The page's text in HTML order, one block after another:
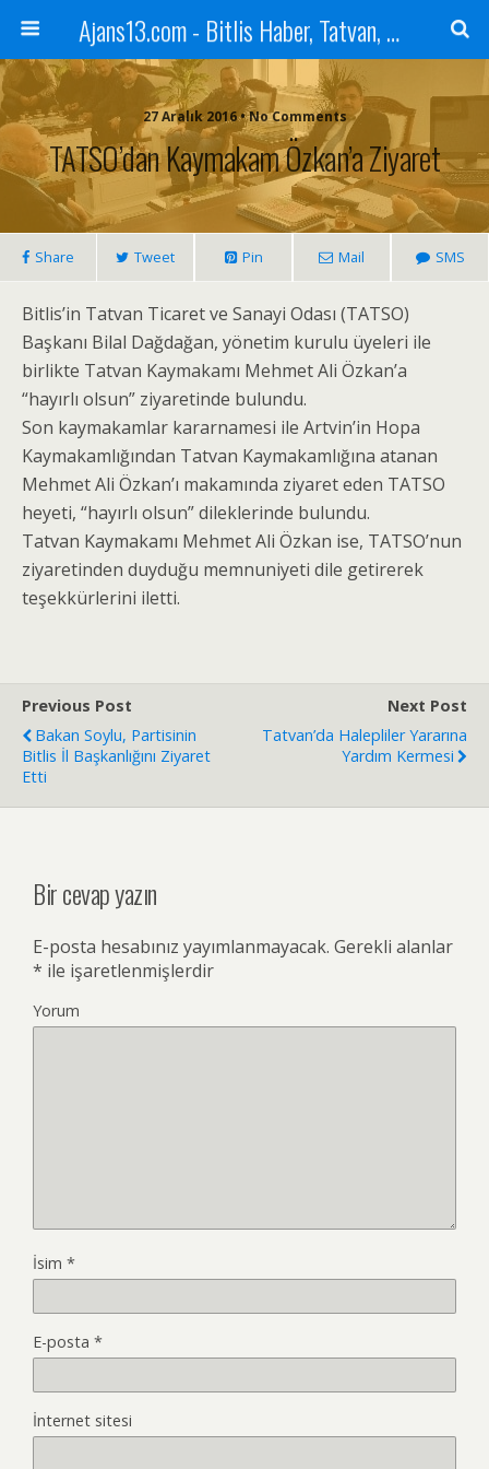
Ajans13.com - Bitlis Haber, Tatvan, Ahlat, Adilcevaz, Mutki, Hizan, Güroymak, Gazete, Ajans, 13, Haber
27 Aralık 2016 • No Comments
TATSO’dan Kaymakam Özkan’a Ziyaret
Share Tweet Pin Mail SMS
Bitlis’in Tatvan Ticaret ve Sanayi Odası (TATSO)
Başkanı Bilal Dağdağan, yönetim kurulu üyeleri ile
birlikte Tatvan Kaymakamı Mehmet Ali Özkan’a
“hayırlı olsun” ziyaretinde bulundu.
Son kaymakamlar kararnamesi ile Artvin’in Hopa
Kaymakamlığından Tatvan Kaymakamlığına atanan
Mehmet Ali Özkan’ı makamında ziyaret eden TATSO
heyeti, “hayırlı olsun” dileklerinde bulundu.
Tatvan Kaymakamı Mehmet Ali Özkan ise, TATSO’nun
ziyaretinden duyduğu memnuniyeti dile getirerek
teşekkürlerini iletti.
Previous Post
Bakan Soylu, Partisinin
Bitlis İl Başkanlığını Ziyaret
Etti
Next Post
Tatvan’da Halepliler Yararına
Yardım Kermesi
Bir cevap yazın
E-posta hesabınız yayımlanmayacak. Gerekli alanlar
* ile işaretlenmişlerdir
Yorum
İsim *
E-posta *
İnternet sitesi